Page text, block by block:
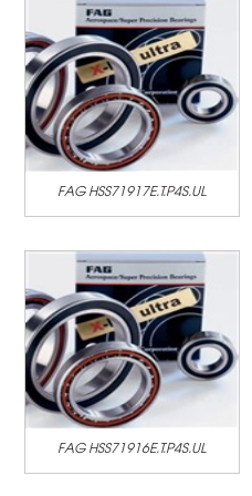
FAG HSS71917E.T.P4S.UL
FAG HSS71916E.T.P4S.UL